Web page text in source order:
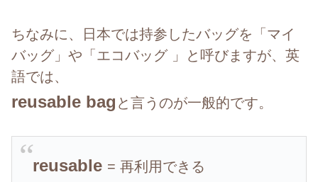
ちなみに、日本では持参したバッグを「マイ
バッグ」や「エコバッグ 」と呼びますが、英
語では、
reusable bag と言うのが一般的です。
reusable = 再利用できる